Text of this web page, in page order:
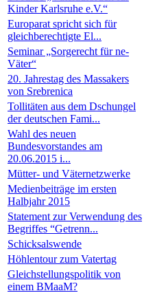
Kinder Karlsruhe e.V.“
Europarat spricht sich für
gleichberechtigte El...
Seminar „Sorgerecht für ne-
Väter“
20. Jahrestag des Massakers
von Srebrenica
Tollitäten aus dem Dschungel
der deutschen Fami...
Wahl des neuen
Bundesvorstandes am
20.06.2015 i...
Mütter- und Väternetzwerke
Medienbeiträge im ersten
Halbjahr 2015
Statement zur Verwendung des
Begriffes “Getrenn...
Schicksalswende
Höhlentour zum Vatertag
Gleichstellungspolitik von
einem BMaaM?